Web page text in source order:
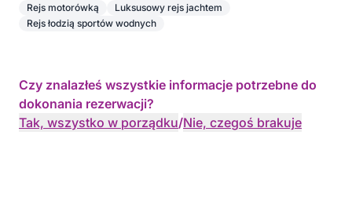
Rejs motorówką
Luksusowy rejs jachtem
Rejs łodzią sportów wodnych
Czy znalazłeś wszystkie informacje potrzebne do
dokonania rezerwacji?
Tak, wszystko w porządku/Nie, czegoś brakuje